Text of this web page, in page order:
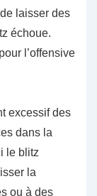
laisser des
échoue.
l’offensive
excessif des
dans la
le blitz
la
ou à des